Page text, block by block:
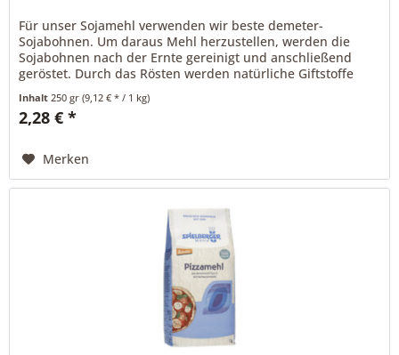
Für unser Sojamehl verwenden wir beste demeter-
Sojabohnen. Um daraus Mehl herzustellen, werden die
Sojabohnen nach der Ernte gereinigt und anschließend
geröstet. Durch das Rösten werden natürliche Giftstoffe
Inhalt250 gr(9,12 € * / 1 kg)
2,28 € *
Merken